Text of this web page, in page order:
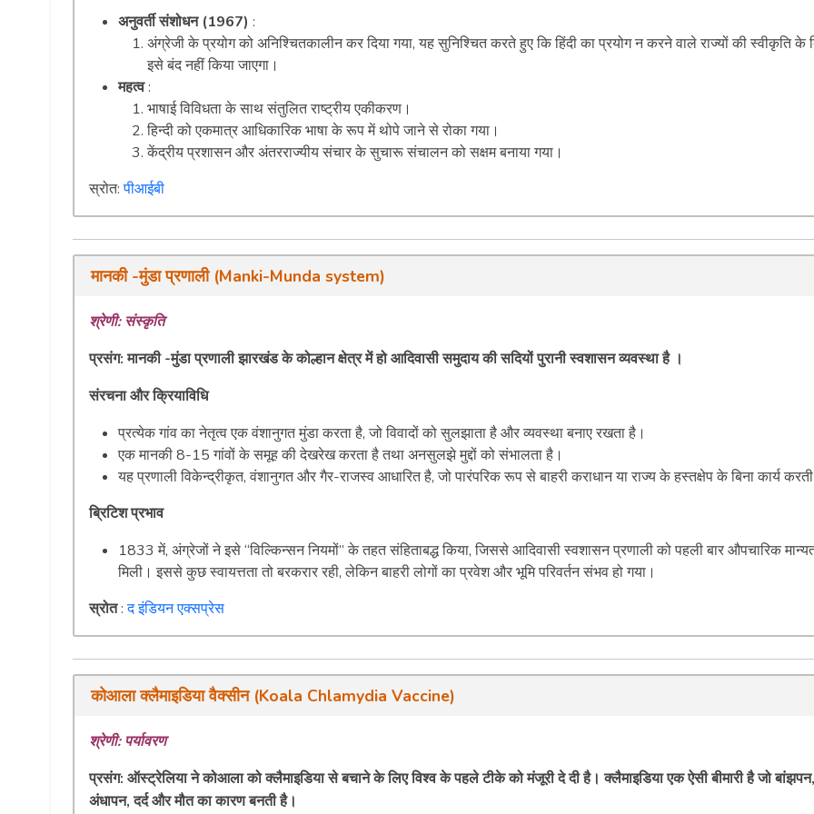
अनुवर्ती संशोधन (1967) :
अंग्रेजी के प्रयोग को अनिश्चितकालीन कर दिया गया, यह सुनिश्चित करते हुए कि हिंदी का प्रयोग न करने वाले राज्यों की स्वीकृति के
इसे बंद नहीं किया जाएगा।
महत्व:
भाषाई विविधता के साथ संतुलित राष्ट्रीय एकीकरण।
हिन्दी को एकमात्र आधिकारिक भाषा के रूप में थोपे जाने से रोका गया।
केंद्रीय प्रशासन और अंतरराज्यीय संचार के सुचारू संचालन को सक्षम बनाया गया।
स्रोत:पीआईबी
मानकी -मुंडा प्रणाली (Manki-Munda system)
श्रेणी: संस्कृति
प्रसंग: मानकी -मुंडा प्रणाली झारखंड के कोल्हान क्षेत्र में हो आदिवासी समुदाय की सदियों पुरानी स्वशासन व्यवस्था है ।
संरचना और क्रियाविधि
प्रत्येक गांव का नेतृत्व एक वंशानुगत मुंडा करता है, जो विवादों को सुलझाता है और व्यवस्था बनाए रखता है।
एक मानकी 8-15 गांवों के समूह की देखरेख करता है तथा अनसुलझे मुद्दों को संभालता है।
यह प्रणाली विकेन्द्रीकृत, वंशानुगत और गैर-राजस्व आधारित है, जो पारंपरिक रूप से बाहरी कराधान या राज्य के हस्तक्षेप के बिना कार्य
ब्रिटिश प्रभाव
1833 में, अंग्रेजों ने इसे “विल्किन्सन नियमों” के तहत संहिताबद्ध किया, जिससे आदिवासी स्वशासन प्रणाली को पहली बार औपचारिक
मिली। इससे कुछ स्वायत्तता तो बरकरार रही, लेकिन बाहरी लोगों का प्रवेश और भूमि परिवर्तन संभव हो गया।
स्रोत:द इंडियन एक्सप्रेस
कोआला क्लैमाइडिया वैक्सीन (Koala Chlamydia Vaccine)
श्रेणी: पर्यावरण
प्रसंग: ऑस्ट्रेलिया ने कोआला को क्लैमाइडिया से बचाने के लिए विश्व के पहले टीके को मंजूरी दे दी है। क्लैमाइडिया एक ऐसी बीमारी है जो बांझपन,
अंधापन, दर्द और मौत का कारण बनती है।